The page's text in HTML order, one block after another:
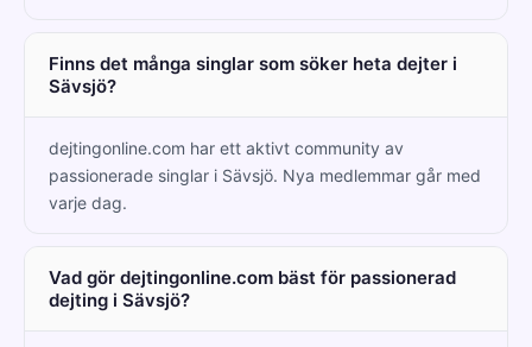
Finns det många singlar som söker heta dejter i
Sävsjö?
dejtingonline.com har ett aktivt community av
passionerade singlar i Sävsjö. Nya medlemmar går med
varje dag.
Vad gör dejtingonline.com bäst för passionerad
dejting i Sävsjö?